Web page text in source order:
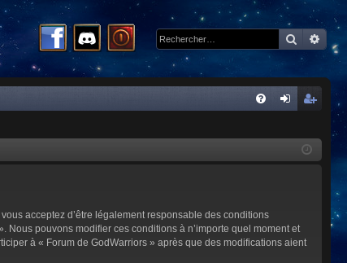
cri
acceptez d’être légalement responsable des conditions
Nous pouvons modifier ces conditions à n’importe quel moment et
à « Forum de GodWarriors » après que des modifications aient